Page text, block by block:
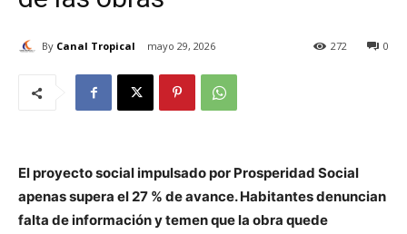
By Canal Tropical mayo 29, 2026 0
272
El proyecto social impulsado por Prosperidad Social
apenas supera el 27 % de avance. Habitantes denuncian
falta de información y temen que la obra quede